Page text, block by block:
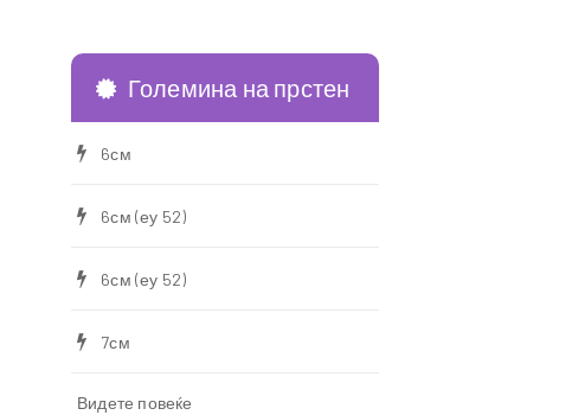
Големина на прстен
6см
6см (еу 52)
6см (еу 52)
7см
Видете повеќе